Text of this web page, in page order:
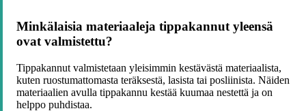
Minkälaisia materiaaleja tippakannut yleensä
ovat valmistettu?
Tippakannut valmistetaan yleisimmin kestävästä materiaalista,
kuten ruostumattomasta teräksestä, lasista tai posliinista. Näiden
materiaalien avulla tippakannu kestää kuumaa nestettä ja on
helppo puhdistaa.